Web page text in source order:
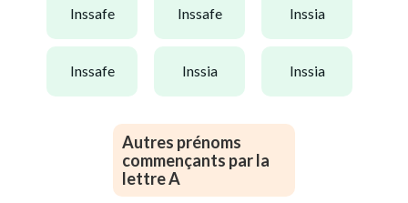
inssafe inssafe inssia
inssafe inssia inssia
Autres prénoms
commençants par la
lettre A